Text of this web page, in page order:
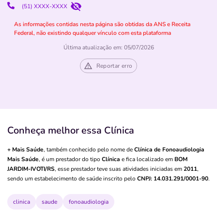
(51) XXXX-XXXX
As informações contidas nesta página são obtidas da ANS e Receita
Federal, não existindo qualquer vínculo com esta plataforma
Última atualização em: 05/07/2026
Reportar erro
Conheça melhor essa Clínica
+ Mais Saúde, também conhecido pelo nome deClínica de Fonoaudiologia
Mais Saúde, é um prestador do tipo Clínica e fica localizado em BOM
JARDIM-IVOTI/RS, esse prestador teve suas atividades iniciadas em2011,
sendo um estabelecimento de saúde inscrito pelo CNPJ: 14.031.291/0001-90.
clinica saude fonoaudiologia